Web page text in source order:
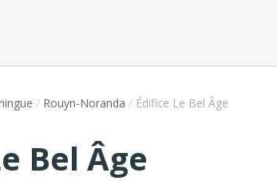
/ Rouyn-Noranda / Édifice Le Bel Âge
Bel Âge